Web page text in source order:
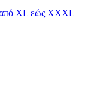
XL εώς XXXL